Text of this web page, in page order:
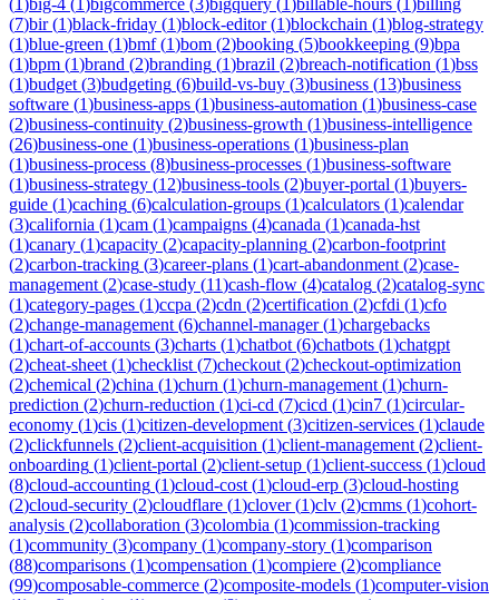
(7)bir(1)black-friday (1)block-editor(1)blockchain (1)blog-strategy
(1)blue-green (1)bmf(1)bom (2)booking (5)bookkeeping (9)bpa
(1)bpm (1)brand (2)branding (1)brazil (2)breach-notification (1)bss
(1)budget (3)budgeting (6)build-vs-buy (3)business (13)business
software (1)business-apps (1)business-automation (1)business-case
(2)business-continuity (2)business-growth (1)business-intelligence
(26)business-one (1)business-operations (1)business-plan
(1)business-process (8)business-processes (1)business-software
(1)business-strategy (12)business-tools (2)buyer-portal (1)buyers-
guide (1)caching (6)calculation-groups (1)calculators (1)calendar
(3)california (1)cam (1)campaigns (4)canada (1)canada-hst
(1)canary (1)capacity (2)capacity-planning (2)carbon-footprint
(2)carbon-tracking (3)career-plans (1)cart-abandonment (2)case-
management (2)case-study (11)cash-flow (4)catalog (2)catalog-sync
(1)category-pages (1)ccpa (2)cdn (2)certification (2)cfdi (1)cfo
(2)change-management (6)channel-manager(1)chargebacks
(1)chart-of-accounts (3)charts (1)chatbot (6)chatbots (1)chatgpt
(2)cheat-sheet (1)checklist (7)checkout (2)checkout-optimization
(2)chemical (2)china (1)churn (1)churn-management (1)churn-
prediction (2)churn-reduction (1)ci-cd (7)cicd (1)cin7 (1)circular-
economy (1)cis (1)citizen-development (3)citizen-services (1)claude
(2)clickfunnels (2)client-acquisition (1)client-management (2)client-
onboarding (1)client-portal (2)client-setup (1)client-success (1)cloud
(8)cloud-accounting (1)cloud-cost (1)cloud-erp (3)cloud-hosting
(2)cloud-security (2)cloudflare (1)clover(1)clv (2)cmms (1)cohort-
analysis (2)collaboration (3)colombia (1)commission-tracking
(1)community (3)company (1)company-story (1)comparison
(88)comparisons (1)compensation (1)compiere (2)compliance
(99)composable-commerce (2)composite-models (1)computer-vision